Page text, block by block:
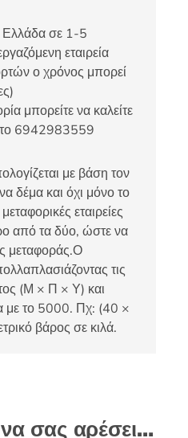
Ελλάδα σε 1-5
εταιρεία
ο χρόνος μπορεί
μπορείτε να καλείτε
6942983559
με βάση τον
δέμα και όχι μόνο το
εταιρείες
από τα δύο, ώστε να
μεταφοράς.Ο
τις
(Μ × Π × Υ) και
με το 5000. Πχ: (40 ×
βάρος σε κιλά.
σας αρέσει…